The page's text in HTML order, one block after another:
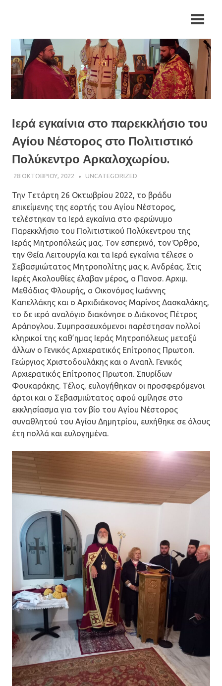
Μητρόπολη
Αρκαλοχωρίου,
Καστελλίου
και
Βιάννου
Καστελλίου
και
Βιάννου
Ιερά εγκαίνια στο παρεκκλήσιο του
Αγίου Νέστορος στο Πολιτιστικό
Πολύκεντρο Αρκαλοχωρίου.
28 ΟΚΤΩΒΡΊΟΥ, 2022 ΠΑΤΉΡ ΜΙΧΑΉΛ ΠΑΠΑΪΩΆΝΝΟΥ
UNCATEGORIZED
Την Τετάρτη 26 Οκτωβρίου 2022, το βράδυ
επικείμενης της εορτής του Αγίου Νέστορος,
τελέστηκαν τα Ιερά εγκαίνια στο φερώνυμο
Παρεκκλήσιο του Πολιτιστικού Πολύκεντρου της
Ιεράς Μητροπόλεώς μας. Τον εσπερινό, τον Όρθρο,
την Θεία Λειτουργία και τα Ιερά εγκαίνια τέλεσε ο
Σεβασμιώτατος Μητροπολίτης μας κ. Ανδρέας. Στις
Ιερές Ακολουθίες έλαβαν μέρος, ο Πανοσ. Αρχιμ.
Μεθόδιος Φλουρής, ο Οικονόμος Ιωάννης
Καπελλάκης και ο Αρχιδιάκονος Μαρίνος Δασκαλάκης,
το δε ιερό αναλόγιο διακόνησε ο Διάκονος Πέτρος
Αράπογλου. Συμπροσευχόμενοι παρέστησαν πολλοί
κληρικοί της καθ’ημας Ιεράς Μητροπόλεως μεταξύ
άλλων ο Γενικός Αρχιερατικός Επίτροπος Πρωτοπ.
Γεώργιος Χριστοδουλάκης και ο Αναπλ. Γενικός
Αρχιερατικός Επίτροπος Πρωτοπ. Σπυρίδων
Φουκαράκης. Τέλος, ευλογήθηκαν οι προσφερόμενοι
άρτοι και ο Σεβασμιώτατος αφού ομίλησε στο
εκκλησίασμα για τον βίο του Αγίου Νέστορος
συναθλητού του Αγίου Δημητρίου, ευχήθηκε σε όλους
έτη πολλά και ευλογημένα.